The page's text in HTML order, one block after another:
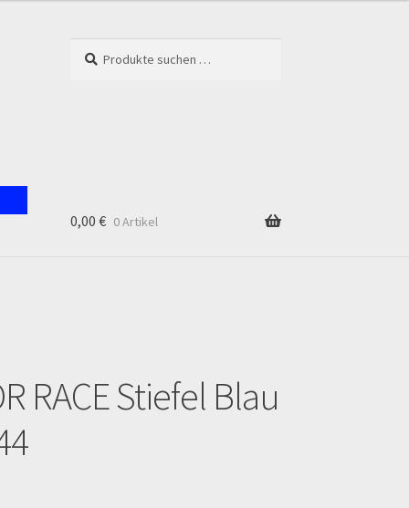
nach:
0,00 € 0 Artikel
RACE Stiefel Blau